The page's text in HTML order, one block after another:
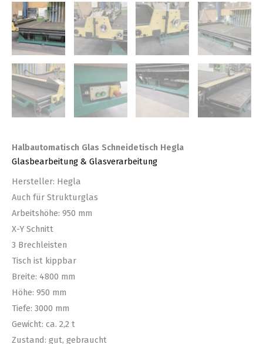
Halbautomatisch Glas Schneidetisch Hegla
Glasbearbeitung & Glasverarbeitung
Hersteller: Hegla
Auch für Strukturglas
Arbeitshöhe: 950 mm
X-Y Schnitt
3 Brechleisten
Tisch ist kippbar
Breite: 4800 mm
Höhe: 950 mm
Tiefe: 3000 mm
Gewicht: ca. 2,2 t
Zustand: gut, gebraucht